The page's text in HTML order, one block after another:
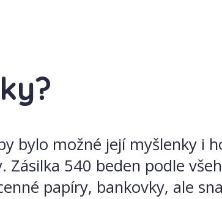
bylo možné její myšlenky i
540 beden podle
papíry, bankovky, ale